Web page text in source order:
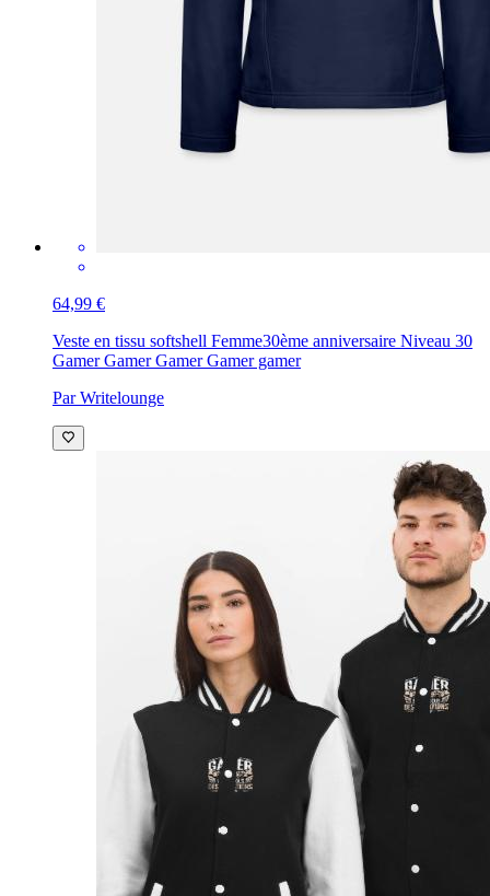
64,99 €
Veste en tissu softshell Femme30ème anniversaire Niveau 30
Gamer Gamer Gamer Gamer gamer
Par Writelounge